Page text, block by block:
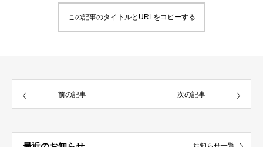
この記事のタイトルとURLをコピーする
前の記事 次の記事